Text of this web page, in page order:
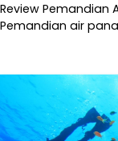
Review Pemandian
Pemandian air